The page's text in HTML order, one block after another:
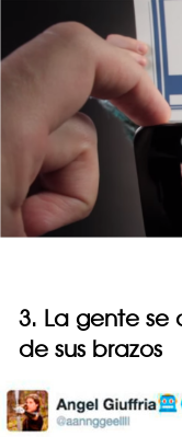
3. La gente
de sus brazos